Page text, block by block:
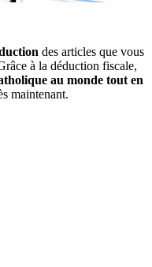
des articles que vous
à la déduction fiscale,
au monde tout en
maintenant.